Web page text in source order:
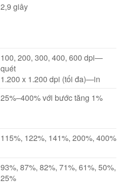
2,9 giây
100, 200, 300, 400, 600 dpi—
quét
1.200 x 1.200 dpi (tối đa)—in
25%–400% với bước tăng 1%
115%, 122%, 141%, 200%, 400%
93%, 87%, 82%, 71%, 61%, 50%,
25%